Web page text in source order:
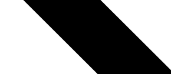
自研大模型赋能全系产品
智能文档审阅平台
可靠的机器人终端
跨境电商
政府及公共服务
客服坐席 | 自动跟单 | 系统运维 | 智能审核